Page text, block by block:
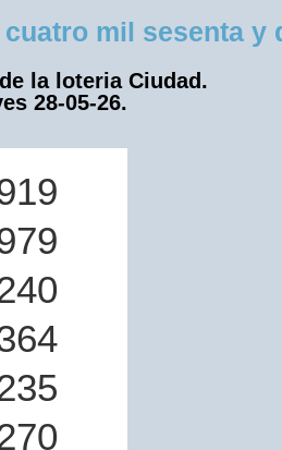
mil sesenta y
la loteria Ciudad.
28-05-26.